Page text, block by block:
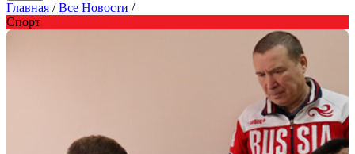
Главная /Все Новости /
Спорт